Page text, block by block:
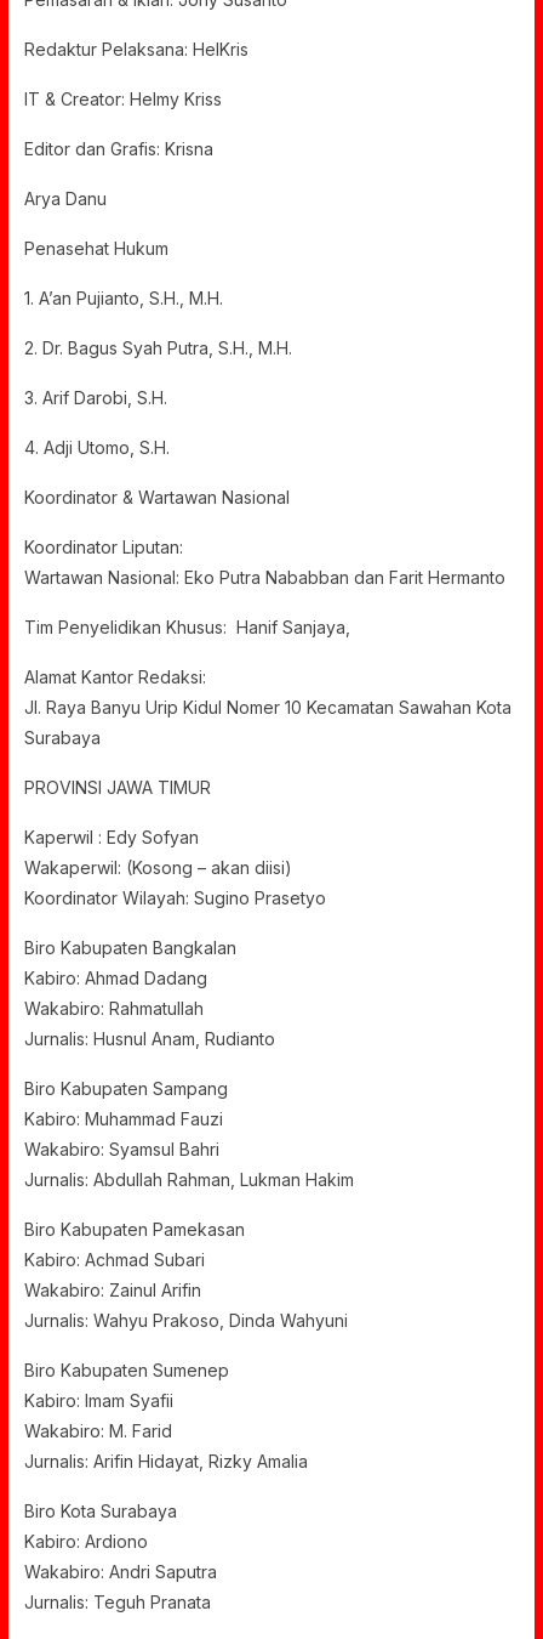
Redaktur Pelaksana: HelKris
IT & Creator: Helmy Kriss
Editor dan Grafis: Krisna
Arya Danu
Penasehat Hukum
1. A’an Pujianto, S.H., M.H.
2. Dr. Bagus Syah Putra, S.H., M.H.
3. Arif Darobi, S.H.
4. Adji Utomo, S.H.
Koordinator & Wartawan Nasional
Koordinator Liputan:
Wartawan Nasional: Eko Putra Nababban dan Farit Hermanto
Tim Penyelidikan Khusus: Hanif Sanjaya,
Alamat Kantor Redaksi:
Jl. Raya Banyu Urip Kidul Nomer 10 Kecamatan Sawahan Kota
Surabaya
PROVINSI JAWA TIMUR
Kaperwil : Edy Sofyan
Wakaperwil: (Kosong – akan diisi)
Koordinator Wilayah: Sugino Prasetyo
Biro Kabupaten Bangkalan
Kabiro: Ahmad Dadang
Wakabiro: Rahmatullah
Jurnalis: Husnul Anam, Rudianto
Biro Kabupaten Sampang
Kabiro: Muhammad Fauzi
Wakabiro: Syamsul Bahri
Jurnalis: Abdullah Rahman, Lukman Hakim
Biro Kabupaten Pamekasan
Kabiro: Achmad Subari
Wakabiro: Zainul Arifin
Jurnalis: Wahyu Prakoso, Dinda Wahyuni
Biro Kabupaten Sumenep
Kabiro: Imam Syafii
Wakabiro: M. Farid
Jurnalis: Arifin Hidayat, Rizky Amalia
Biro Kota Surabaya
Kabiro: Ardiono
Wakabiro: Andri Saputra
Jurnalis: Teguh Pranata